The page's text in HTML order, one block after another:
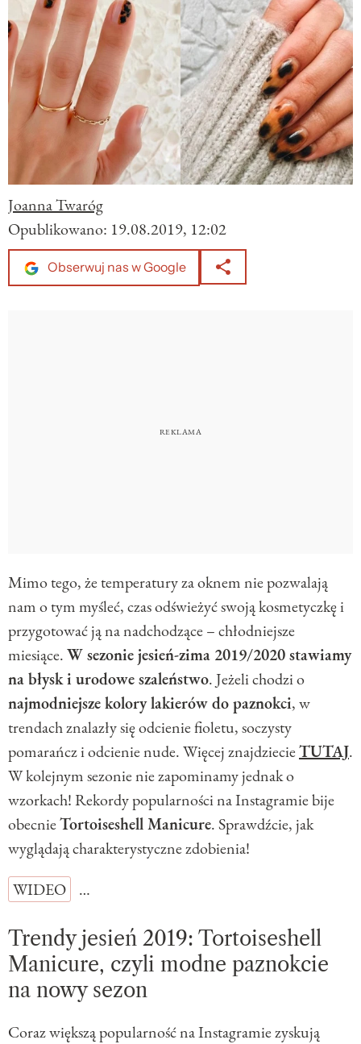
Joanna Twaróg
Opublikowano: 19.08.2019, 12:02
Obserwuj nas w Google
Mimo tego, że temperatury za oknem nie pozwalają
nam o tym myśleć, czas odświeżyć swoją kosmetyczkę i
przygotować ją na nadchodzące – chłodniejsze
miesiące.W sezonie jesień-zima 2019/2020 stawiamy
na błysk i urodowe szaleństwo. Jeżeli chodzi o
najmodniejsze kolory lakierów do paznokci, w
trendach znalazły się odcienie fioletu, soczysty
pomarańcz i odcienie nude. Więcej znajdziecieTUTAJ.
W kolejnym sezonie nie zapominamy jednak o
wzorkach! Rekordy popularności na Instagramie bije
obecnieTortoiseshell Manicure. Sprawdźcie, jak
wyglądają charakterystyczne zdobienia!
WIDEO
…
Trendy jesień 2019: Tortoiseshell
Manicure, czyli modne paznokcie
na nowy sezon
Coraz większą popularność na Instagramie zyskują